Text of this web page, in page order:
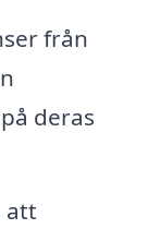
från
deras
att